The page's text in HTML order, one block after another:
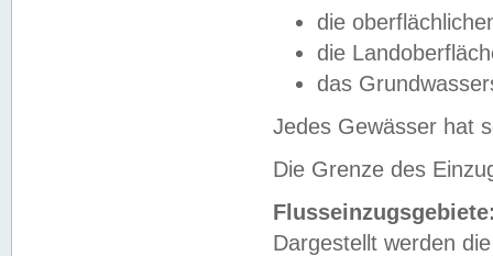
die
die
das
Jedes Gewässer hat
Die Grenze des
Dargestellt werden